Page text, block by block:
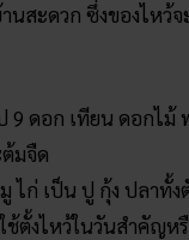
นสะดวก ซึ่งของไหว้
9 ดอก เทียน ดอกไม้
มจืด
ไก่ เป็น ปู กุ้ง ปลาทั้
ช้ตั้งไหว้ในวันสำคัญห